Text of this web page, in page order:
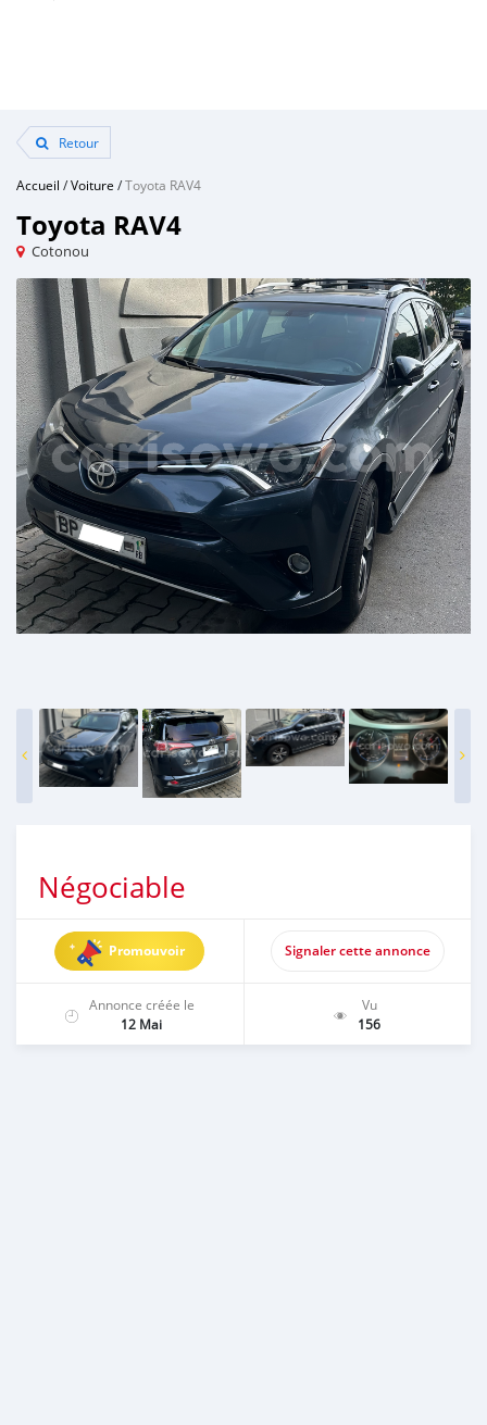
Retour
Accueil /Voiture /Toyota RAV4
Toyota RAV4
Cotonou
Négociable
Promouvoir Signaler cette annonce
Annonce créée le
12 Mai
Vu
156